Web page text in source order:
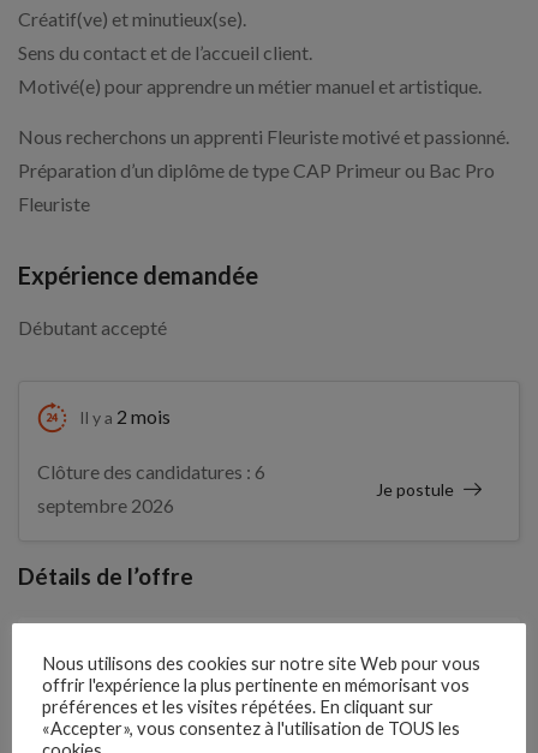
Créatif(ve) et minutieux(se).
Sens du contact et de l’accueil client.
Motivé(e) pour apprendre un métier manuel et artistique.
Nous recherchons un apprenti Fleuriste motivé et passionné.
Préparation d’un diplôme de type CAP Primeur ou Bac Pro
Fleuriste
Expérience demandée
Débutant accepté
Il y a 2 mois
Clôture des candidatures : 6
septembre 2026
Je postule
Détails de l’offre
Référence
209XZXZ
Nous utilisons des cookies sur notre site Web pour vous
offrir l'expérience la plus pertinente en mémorisant vos
préférences et les visites répétées. En cliquant sur
«Accepter», vous consentez à l'utilisation de TOUS les